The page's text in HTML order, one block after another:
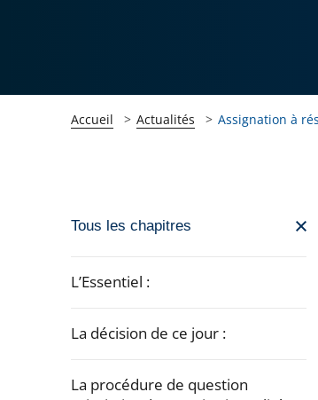
Accueil Actualités Assignation à
Passer
navigation
l'article
Tous les chapitres
L’Essentiel :
La décision de ce jour :
La procédure de question